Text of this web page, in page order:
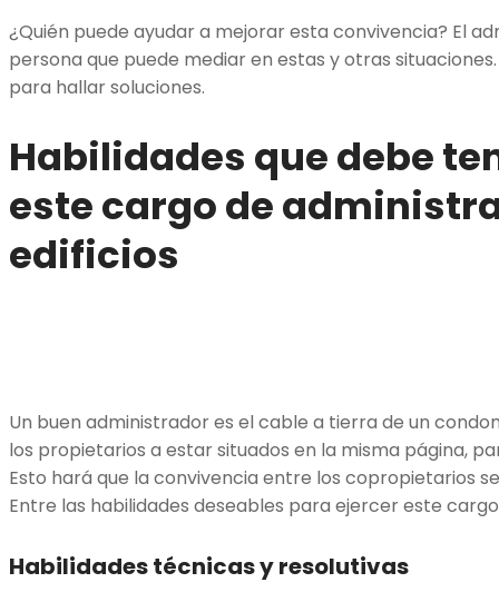
¿Quién puede ayudar a mejorar esta convivencia? El
persona que puede mediar en estas y otras
para hallar soluciones.
Habilidades que debe
este cargo de
edificios
Un buen administrador es el cable a tierra de un
los propietarios a estar situados en la misma página,
Esto hará que la convivencia entre los copropietarios
Entre las habilidades deseables para ejercer este
Habilidades técnicas y resolutivas